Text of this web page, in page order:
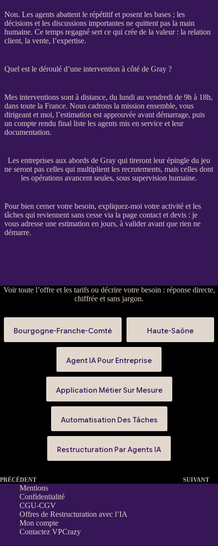
Non. Les agentsabattent le répétitif et posent les bases ; les
décisions et les discussions importantes ne quittent pas la main
humaine. Ce temps regagné sert ce qui crée de la valeur : la relation
client, la vente, l’expertise.
Quel est le déroulé d’une intervention à côté de Gray ?
Mes interventions sont à distance, du lundi au vendredi de 9h à 18h,
dans toute la France. Nous cadrons la mission ensemble, vous
dirigeant et moi, l’estimation est approuvée avant démarrage, puis
un compte rendu final liste les agentsmis en service et leur
documentation.
Les entreprises aux abords de Gray qui tireront leur épingle du jeu
ne seront pas celles qui multiplient les recrutements, mais celles dont
les opérations avancent seules, sous supervision humaine.
Pour bien cerner votre besoin, expliquez-moi votre activité et les
tâches qui reviennent sans cesse via la page contact et devis: je
vous adresse une estimation en jours, à valider avant que rien ne
démarre.
Voirtoute l’offre et les tarifsou décrire votre besoin : réponse directe,
chiffrée et sans jargon.
Bourgogne-Franche-Comté Haute-Saône
Agent IA Pour Entreprise
Application Métier Sur Mesure
Automatisation Des Tâches
Restructuration Par Agents IA
PRÉCÉDENT SUIVANT
Mentions
Confidentialité
CGU-CGV
Offres de Restructuration avec l’IA
Mon compte
Contactez VPCrazy